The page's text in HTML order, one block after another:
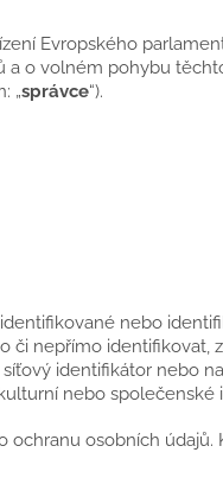
Evropského
o volném pohybu
„správce“).
nebo
či nepřímo identifikovat,
identifikátor nebo
nebo společenské
osobních údajů.